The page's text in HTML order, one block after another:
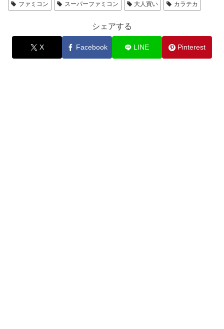
ファミコン
スーパーファミコン 大人買い カラテカ
シェアする
X Facebook LINE Pinterest